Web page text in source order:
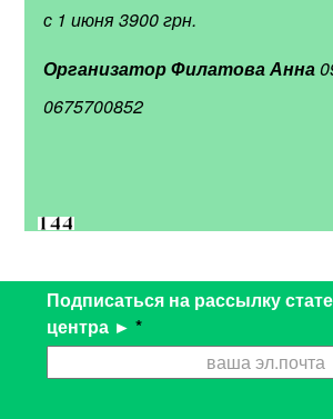
с 1 июня 3900 грн.
Организатор Филатова Анна
0675700852
Подписаться на рассылку
центра ► *